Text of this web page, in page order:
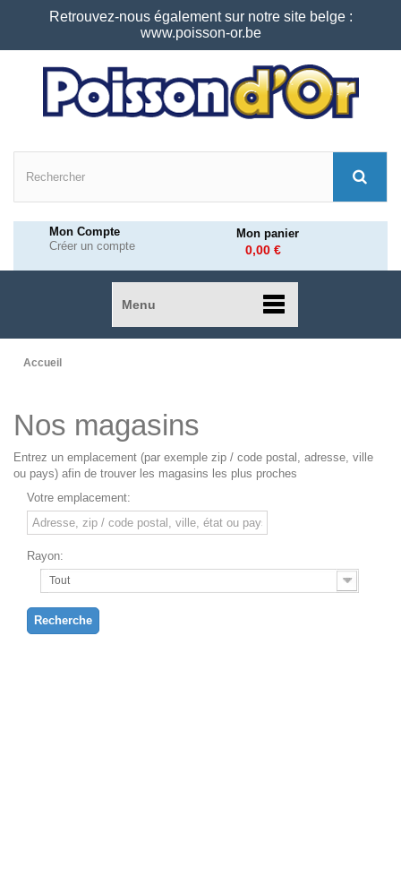
Retrouvez-nous également sur notre site belge :
www.poisson-or.be
Mon Compte
Créer un compte
Mon panier
0,00 €
Menu
Accueil
Nos magasins
Entrez un emplacement (par exemple zip / code postal, adresse, ville
ou pays) afin de trouver les magasins les plus proches
Votre emplacement:
Rayon:
Tout